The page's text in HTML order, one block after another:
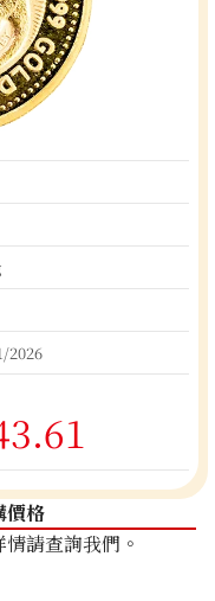
2026
價格
請查詢我們。